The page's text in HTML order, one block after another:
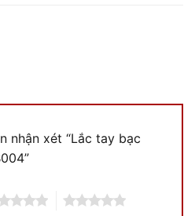
nhận xét “Lắc tay bạc